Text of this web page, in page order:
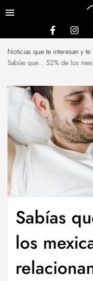
Noticias que te interesan y te
Sabías que... 52% de los
Sabías
los